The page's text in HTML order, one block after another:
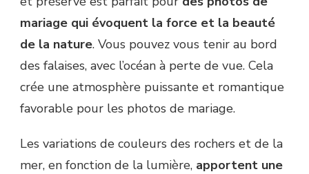
mariage qui évoquent la force et la beauté
de la nature. Vous pouvez vous tenir au bord
des falaises, avec l’océan à perte de vue. Cela
crée une atmosphère puissante et romantique
favorable pour les photos de mariage.
Les variations de couleurs des rochers et de la
mer, en fonction de la lumière, apportent une